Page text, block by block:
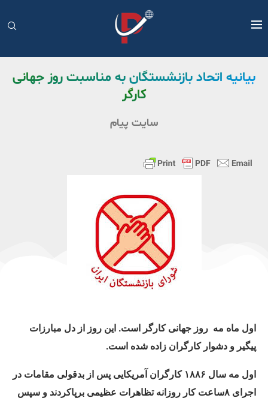
بیانیه اتحاد بازنشستگان به مناسبت روز جهانی
کارگر
سایت پیام
اول ماه مه روز جهانی کارگر است. این روز از دل مبارزات
پیگیر و دشوار کارگران زاده شده است.
اول مه سال ۱۸۸۶ کارگران آمریکایی پس از بدقولی مقامات در
اجرای ۸ساعت کار روزانه تظاهرات عظیمی برپاکردند و سپس